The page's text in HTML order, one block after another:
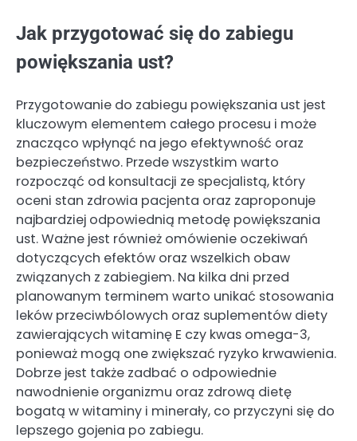
Jak przygotować się do zabiegu
powiększania ust?
Przygotowanie do zabiegu powiększania ust jest
kluczowym elementem całego procesu i może
znacząco wpłynąć na jego efektywność oraz
bezpieczeństwo. Przede wszystkim warto
rozpocząć od konsultacji ze specjalistą, który
oceni stan zdrowia pacjenta oraz zaproponuje
najbardziej odpowiednią metodę powiększania
ust. Ważne jest również omówienie oczekiwań
dotyczących efektów oraz wszelkich obaw
związanych z zabiegiem. Na kilka dni przed
planowanym terminem warto unikać stosowania
leków przeciwbólowych oraz suplementów diety
zawierających witaminę E czy kwas omega-3,
ponieważ mogą one zwiększać ryzyko krwawienia.
Dobrze jest także zadbać o odpowiednie
nawodnienie organizmu oraz zdrową dietę
bogatą w witaminy i minerały, co przyczyni się do
lepszego gojenia po zabiegu.